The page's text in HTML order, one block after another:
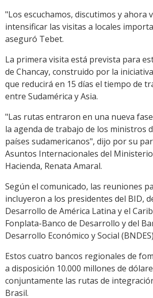
"Los escuchamos, discutimos y ahora
intensificar las visitas a locales
aseguró Tebet.
La primera visita está prevista para
de Chancay, construido por la
que reducirá en 15 días el tiempo de
entre Sudamérica y Asia.
"Las rutas entraron en una nueva
la agenda de trabajo de los ministros
países sudamericanos", dijo por su
Asuntos Internacionales del
Hacienda, Renata Amaral.
Según el comunicado, las reuniones
incluyeron a los presidentes del BID,
Desarrollo de América Latina y el
Fonplata-Banco de Desarrollo y del
Desarrollo Económico y Social
Estos cuatro bancos regionales de
a disposición 10.000 millones de
conjuntamente las rutas de
Brasil.